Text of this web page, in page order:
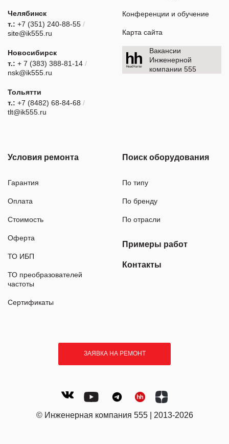
Челябинск
т.: +7 (351) 240-88-55 /
site@ik555.ru
Новосибирск
т.: + 7 (383) 388-81-14 /
nsk@ik555.ru
Тольятти
т.: +7 (8482) 68-84-68 /
tlt@ik555.ru
Конференции и обучение
Карта сайта
Вакансии
Инженерной
компании 555
Условия ремонта
Гарантия
Оплата
Стоимость
Оферта
ТО ИБП
ТО преобразователей
частоты
Сертификаты
Поиск оборудования
По типу
По бренду
По отрасли
Примеры работ
Контакты
ЗАЯВКА НА РЕМОНТ
© Инженерная компания 555 | 2013-2026